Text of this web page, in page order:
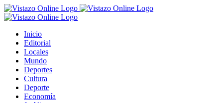
Saltar
al
Inicio
Editorial
Locales
Mundo
Deportes
Cultura
Deporte
Economía